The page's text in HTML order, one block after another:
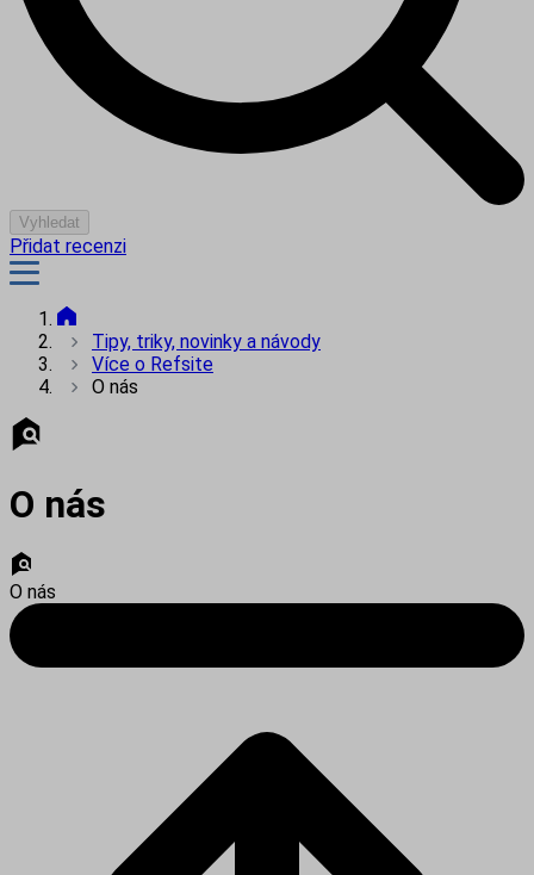
Vyhledat
Přidat recenzi
Tipy, triky, novinky a návody
Více o Refsite
O nás
O nás
O nás